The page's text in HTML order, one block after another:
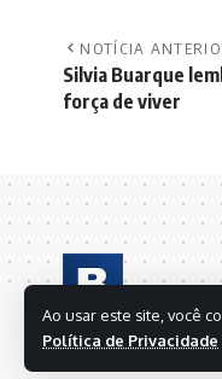
Ao usar este site, você
Política de Privacidade
NOTÍCIA
Silvia Buarque
força de viver